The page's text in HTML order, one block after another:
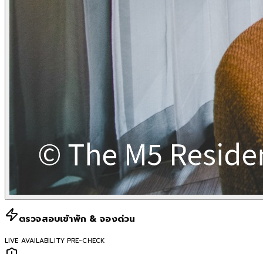
ตรวจสอบเข้าพัก & จองด่วน
LIVE AVAILABILITY PRE-CHECK